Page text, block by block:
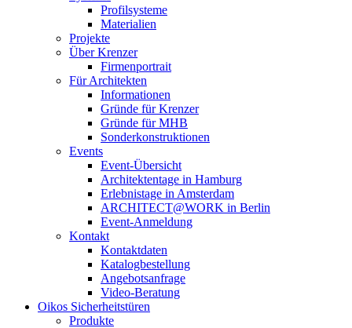
Profilsysteme
Materialien
Projekte
Über Krenzer
Firmenportrait
Für Architekten
Informationen
Gründe für Krenzer
Gründe für MHB
Sonderkonstruktionen
Events
Event-Übersicht
Architektentage in Hamburg
Erlebnistage in Amsterdam
ARCHITECT@WORK in Berlin
Event-Anmeldung
Kontakt
Kontaktdaten
Katalogbestellung
Angebotsanfrage
Video-Beratung
Oikos Sicherheitstüren
Produkte